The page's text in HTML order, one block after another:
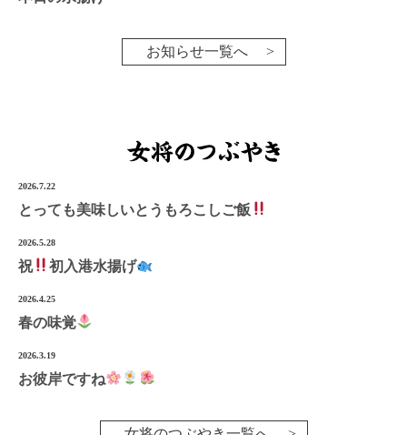
お知らせ一覧へ
2026.7.22
とっても美味しいとうもろこしご飯
2026.5.28
祝 初入港水揚げ
2026.4.25
春の味覚
2026.3.19
お彼岸ですね